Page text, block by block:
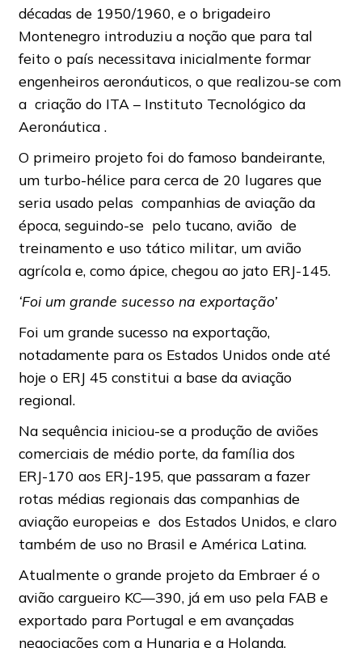
décadas de 1950/1960, e o brigadeiro
Montenegro introduziu a noção que para tal
feito o país necessitava inicialmente formar
engenheiros aeronáuticos, o que realizou-se com
a criação do ITA – Instituto Tecnológico da
Aeronáutica .
O primeiro projeto foi do famoso bandeirante,
um turbo-hélice para cerca de 20 lugares que
seria usado pelas companhias de aviação da
época, seguindo-se pelo tucano, avião de
treinamento e uso tático militar, um avião
agrícola e, como ápice, chegou ao jato ERJ-145.
‘Foi um grande sucesso na exportação’
Foi um grande sucesso na exportação,
notadamente para os Estados Unidos onde até
hoje o ERJ 45 constitui a base da aviação
regional.
Na sequência iniciou-se a produção de aviões
comerciais de médio porte, da família dos
ERJ-170 aos ERJ-195, que passaram a fazer
rotas médias regionais das companhias de
aviação europeias e dos Estados Unidos, e claro
também de uso no Brasil e América Latina.
Atualmente o grande projeto da Embraer é o
avião cargueiro KC—390, já em uso pela FAB e
exportado para Portugal e em avançadas
negociações com a Hungria e a Holanda.